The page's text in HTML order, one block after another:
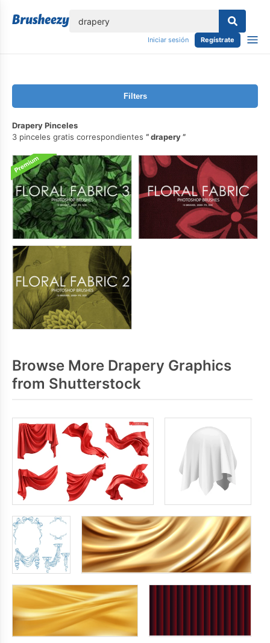
Iniciar sesión Regístrate
Filters
Drapery Pinceles
3 pinceles gratis correspondientes
drapery
Browse More Drapery Graphics
from Shutterstock